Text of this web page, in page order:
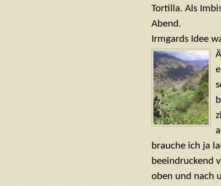
Tortilla. Als
Abend.
Irmgards Idee
brauche ich ja
beeindruckend
oben und nach